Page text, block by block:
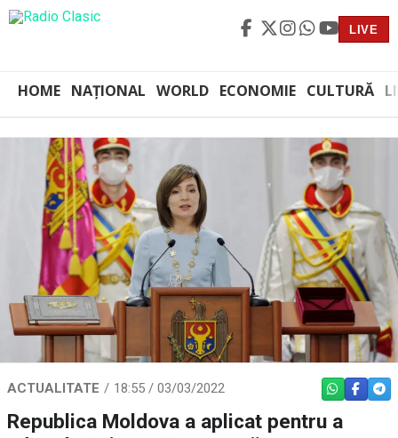
LIVE
HOME NAȚIONAL WORLD ECONOMIE CULTURĂ
ACTUALITATE 18:55 / 03/03/2022 WHATSAPP
Republica Moldova a aplicat pentru a